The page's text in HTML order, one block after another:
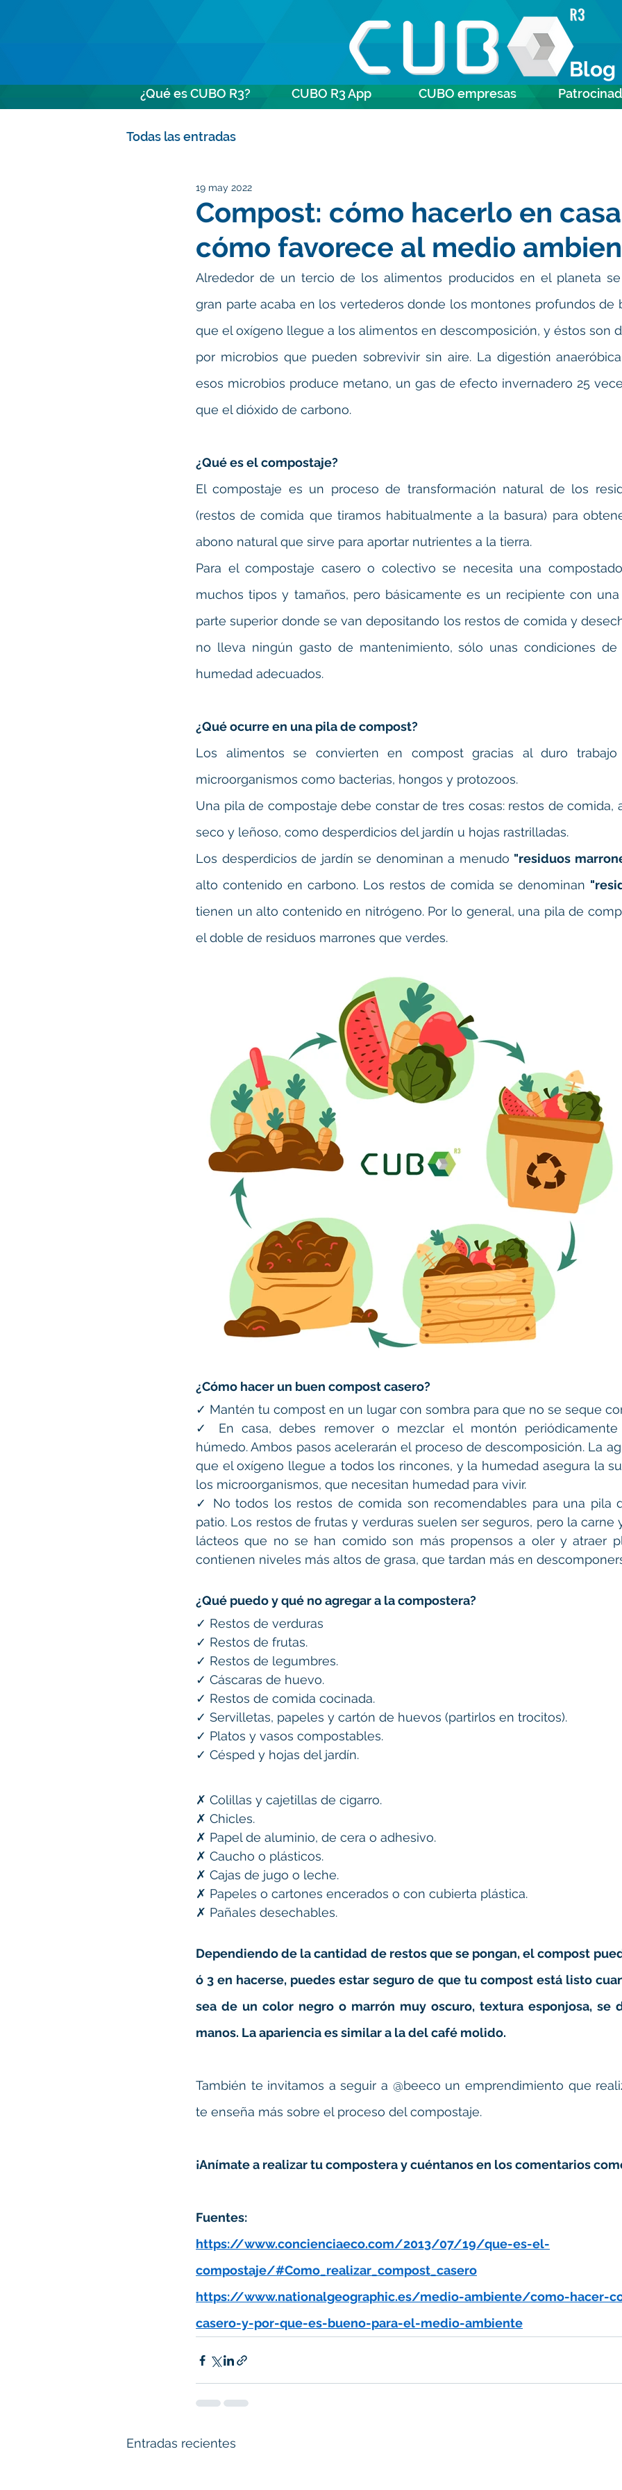
Blog
¿Qué es CUBO R3? CUBO R3 App CUBO empresas
Todas las entradas
Compost: cómo hacerlo en
cómo favorece al medio
19 may 2022
Alrededor de un tercio de los alimentos producidos en el planeta
gran parte acaba en los vertederos donde los montones profundos de
que el oxígeno llegue a los alimentos en descomposición, y éstos son
por microbios que pueden sobrevivir sin aire. La digestión
esos microbios produce metano, un gas de efecto invernadero 25
que el dióxido de carbono.
¿Qué es el compostaje?
El compostaje es un proceso de transformación natural de los
(restos de comida que tiramos habitualmente a la basura) para
abono natural que sirve para aportar nutrientes a la tierra.
Para el compostaje casero o colectivo se necesita una
muchos tipos y tamaños, pero básicamente es un recipiente con
parte superior donde se van depositando los restos de comida y
no lleva ningún gasto de mantenimiento, sólo unas condiciones de
humedad adecuados.
¿Qué ocurre en una pila de compost?
Los alimentos se convierten en compost gracias al duro
microorganismos como bacterias, hongos y protozoos.
Una pila de compostaje debe constar de tres cosas: restos de comida,
seco y leñoso, como desperdicios del jardín u hojas rastrilladas.
Los desperdicios de jardín se denominan a menudo "residuos
alto contenido en carbono. Los restos de comida se denominan
tienen un alto contenido en nitrógeno. Por lo general, una pila de
el doble de residuos marrones que verdes.
¿Cómo hacer un buen compost casero?
✓ Mantén tu compost en un lugar con sombra para que no se seque
✓ En casa, debes remover o mezclar el montón
húmedo. Ambos pasos acelerarán el proceso de descomposición. La
que el oxígeno llegue a todos los rincones, y la humedad asegura la
los microorganismos, que necesitan humedad para vivir.
✓ No todos los restos de comida son recomendables para una pila
patio. Los restos de frutas y verduras suelen ser seguros, pero la carne
lácteos que no se han comido son más propensos a oler y atraer
contienen niveles más altos de grasa, que tardan más en
¿Qué puedo y qué no agregar a la compostera?
✓ Restos de verduras
✓ Restos de frutas.
✓ Restos de legumbres.
✓ Cáscaras de huevo.
✓ Restos de comida cocinada.
✓ Servilletas, papeles y cartón de huevos (partirlos en trocitos).
✓ Platos y vasos compostables.
✓ Césped y hojas del jardín.
✗ Colillas y cajetillas de cigarro.
✗ Chicles.
✗ Papel de aluminio, de cera o adhesivo.
✗ Caucho o plásticos.
✗ Cajas de jugo o leche.
✗ Papeles o cartones encerados o con cubierta plástica.
✗ Pañales desechables.
Dependiendo de la cantidad de restos que se pongan, el compost
ó 3 en hacerse, puedes estar seguro de que tu compost está listo
sea de un color negro o marrón muy oscuro, textura esponjosa, se
manos. La apariencia es similar a la del café molido.
También te invitamos a seguir a @beeco un emprendimiento que
te enseña más sobre el proceso del compostaje.
¡Anímate a realizar tu compostera y cuéntanos en los comentarios
Fuentes:
https://www.concienciaeco.com/2013/07/19/que-es-el-
compostaje/#Como_realizar_compost_casero
https://www.nationalgeographic.es/medio-ambiente/como-hacer-
casero-y-por-que-es-bueno-para-el-medio-ambiente
Entradas recientes